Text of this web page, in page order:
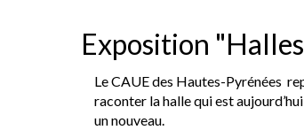
Exposition
Le CAUE des Hautes-Pyrénées
raconter la halle qui est
un nouveau.